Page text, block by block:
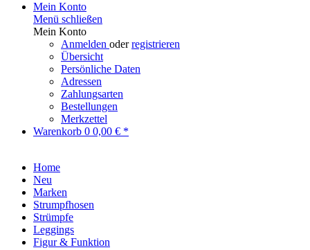
Mein Konto
Menü schließen
Mein Konto
Anmelden oderregistrieren
Übersicht
Persönliche Daten
Adressen
Zahlungsarten
Bestellungen
Merkzettel
Warenkorb 0 0,00 € *
Home
Neu
Marken
Strumpfhosen
Strümpfe
Leggings
Figur & Funktion